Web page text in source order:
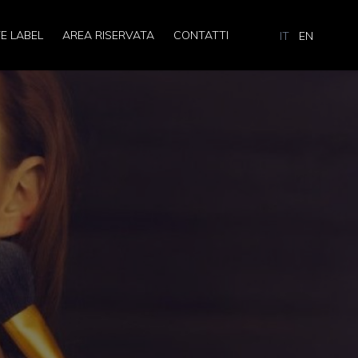
LABEL AREA RISERVATA CONTATTI IT EN